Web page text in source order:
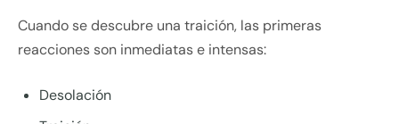
Cuando se descubre una traición, las primeras
reacciones son inmediatas e intensas:
Desolación